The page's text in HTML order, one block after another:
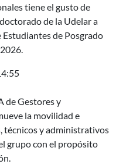
tiene el gusto de
de la Udelar a
Estudiantes de Posgrado
de Gestores y
la movilidad e
técnicos y administrativos
grupo con el propósito